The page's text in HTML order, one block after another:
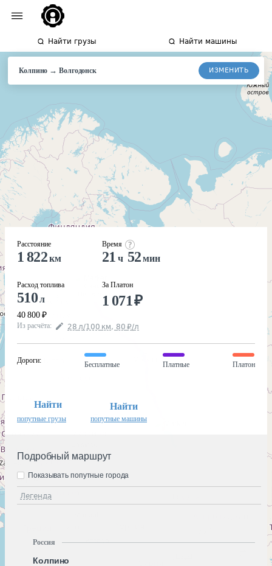
Найти грузы Найти машины
Колпино →Волгодонск ИЗМЕНИТЬ
Расстояние
1 822км
Расход топлива
510л
40 800 ₽
Время
21 ч 52 мин
За Платон
1 071₽
Из расчёта: 28 л/100 км, 80 ₽/л
Дороги:
Бесплатные Платные Платон
Найти
попутные грузы
Найти
попутные машины
Подробный маршрут
Легенда
Показывать попутные города
Россия
Колпино